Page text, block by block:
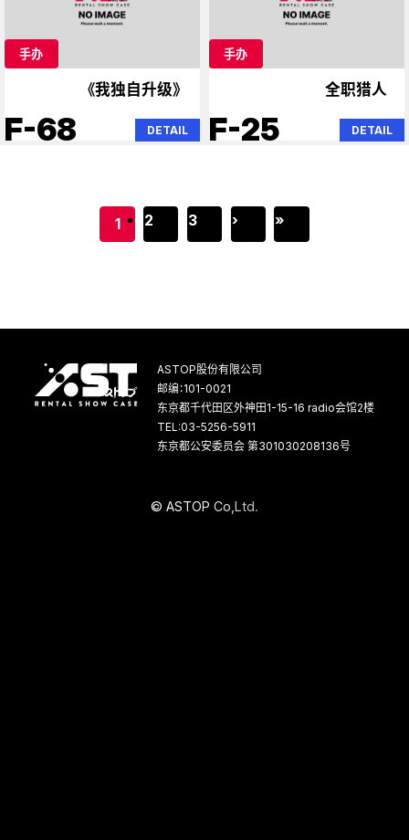
手办
《我独自升级》
F-68 DETAIL
手办
全职猎人
F-25 DETAIL
1 2 3 › »
ASTOP股份有限公司
邮编：101-0021
东京都千代田区外神田1-15-16 radio会馆2楼
TEL:03-5256-5911
东京都公安委员会 第301030208136号
© ASTOP Co Ltd.